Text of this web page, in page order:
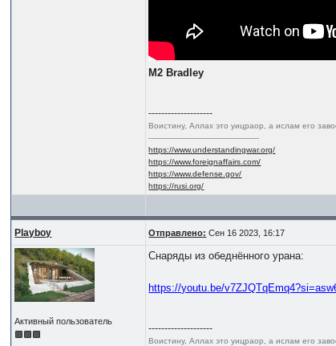
M2 Bradley
--------------------
Воистину, Аллах это уицраор, а ислам его
----------------------------------------------
https://www.understandingwar.org/
https://www.foreignaffairs.com/
https://www.defense.gov/
https://rusi.org/
Playboy Отправлено: Сен 16 2023, 16:17
Активный пользователь
Снаряды из обеднённого урана:
https://youtu.be/
--------------------
Воистину, Аллах это уицраор, а ислам его